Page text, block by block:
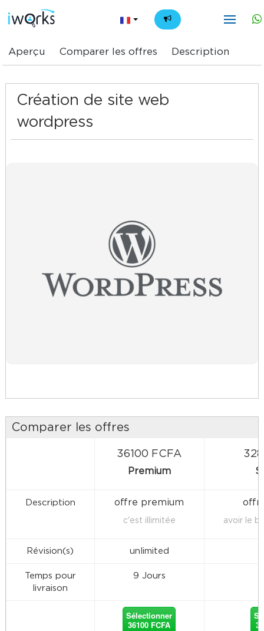
FR
Aperçu Comparer les offres Description
Création de site web
wordpress
Comparer les offres
36100 FCFA
Premium
Description offre premium
c'est illimitée avoir le
Révision(s) unlimited
Temps pour
livraison
9 Jours
Sélectionner
36100 FCFA